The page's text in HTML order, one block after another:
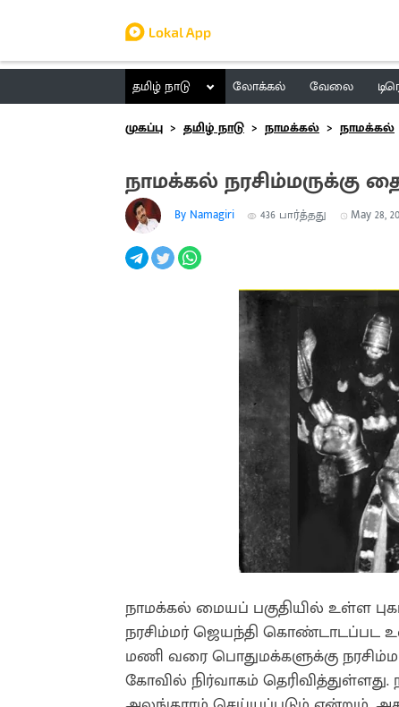
தமிழ் நாடு லோக்கல் வேலை
முகப்பு
தமிழ் நாடு நாமக்கல் நாமக்கல்
நாமக்கல் நரசிம்மருக்கு
By Namagiri 436 பார்த்தது May 28,
நாமக்கல் மையப் பகுதியில் உள்ள
நரசிம்மர் ஜெயந்தி கொண்டாடப்பட
மணி வரை பொதுமக்களுக்கு
கோவில் நிர்வாகம்